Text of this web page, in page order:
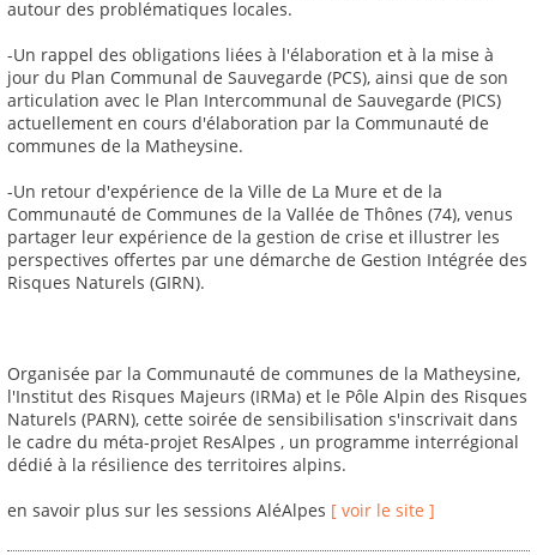
autour des problématiques locales.
-Un rappel des obligations liées à l'élaboration et à la mise à
jour du Plan Communal de Sauvegarde (PCS), ainsi que de son
articulation avec le Plan Intercommunal de Sauvegarde (PICS)
actuellement en cours d'élaboration par la Communauté de
communes de la Matheysine.
-Un retour d'expérience de la Ville de La Mure et de la
Communauté de Communes de la Vallée de Thônes (74), venus
partager leur expérience de la gestion de crise et illustrer les
perspectives offertes par une démarche de Gestion Intégrée des
Risques Naturels (GIRN).
Organisée par la Communauté de communes de la Matheysine,
l'Institut des Risques Majeurs (IRMa) et le Pôle Alpin des Risques
Naturels (PARN), cette soirée de sensibilisation s'inscrivait dans
le cadre du méta-projet ResAlpes , un programme interrégional
dédié à la résilience des territoires alpins.
en savoir plus sur les sessions AléAlpes [ voir le site ]